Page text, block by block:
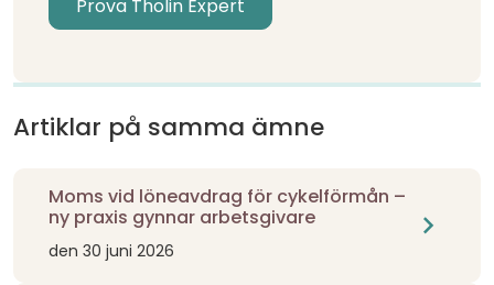
Prova Tholin Expert
Artiklar på samma ämne
Moms vid löneavdrag för cykelförmån –
ny praxis gynnar arbetsgivare
den 30 juni 2026
chevron_right